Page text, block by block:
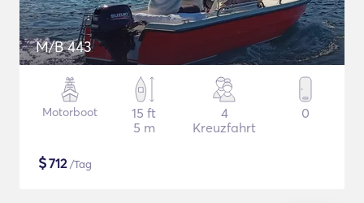
M/B 443
Motorboot
15 ft
5 m
4
Kreuzfahrt
0
$712/Tag